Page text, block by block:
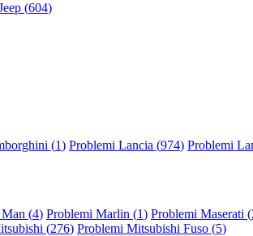
(604)
(1) Problemi Lancia (974) Problemi
(4) Problemi Marlin (1) Problemi Maserati (
(276) Problemi Mitsubishi Fuso (5)